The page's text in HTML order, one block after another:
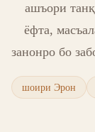
ашъори
ёфта,
занонро бо
шоири Эрон